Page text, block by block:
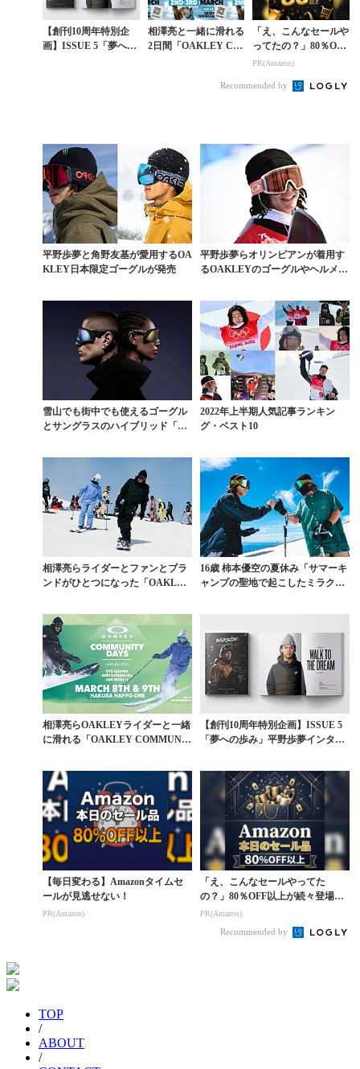
【創刊10周年特別企
画】ISSUE 5「夢への
相澤亮と一緒に滑れる
2日間「OAKLEY CO
「え、こんなセールや
ってたの？」80％OFF
以上が続々登場！Am
PR(Amazon)
Recommended by
平野歩夢と角野友基が愛用するOA
KLEY日本限定ゴーグルが発売
平野歩夢らオリンピアンが着用す
るOAKLEYのゴーグルやヘルメッ
雪山でも街中でも使えるゴーグル
とサングラスのハイブリッド「FL
2022年上半期人気記事ランキン
グ・ベスト10
相澤亮らライダーとファンとブラ
ンドがひとつになった「OAKLEY
16歳 柿本優空の夏休み「サマーキ
ャンプの聖地で起こしたミラク
相澤亮らOAKLEYライダーと一緒
に滑れる「OAKLEY COMMUNIT
【創刊10周年特別企画】ISSUE 5
「夢への歩み」平野歩夢インタビ
【毎日変わる】Amazonタイムセ
ールが見逃せない！
PR(Amazon)
「え、こんなセールやってた
の？」80％OFF以上が続々登場！
Amazonの本気が...
PR(Amazon)
Recommended by
TOP
/
ABOUT
/